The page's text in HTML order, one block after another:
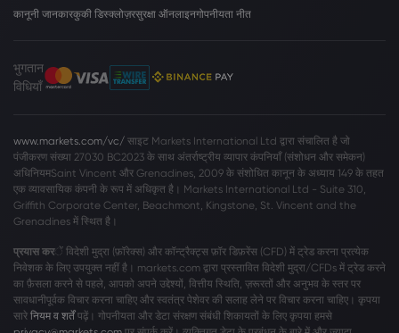
कानूनी जानकारकुकी डिस्क्लोज़रसुरक्षा ऑनलाइनगोपनीयता नीत
भुगतान
विधियाँ
www.markets.com/vc/ साइट Markets International Ltd द्वारा संचालित है जो
पंजीकरण संख्या 27030 BC2023 के साथ अंतर्राष्ट्रीय व्यापार कंपनियाँ (संशोधन और समेकन)
अधिनियमSaint Vincent और Grenadines, 2009 के संशोधित कानून के अध्याय 149 के तहत
एक व्यावसायिक कंपनी के रूप में अधिकृत है। Markets International Ltd - Suite 310,
Griffith Corporate Center, Beachmont, Kingstone, St. Vincent and the
Grenadines में स्थित है।
प्रयास करें विदेशी मुद्रा (फ़ॉरेक्स) और कॉन्ट्रैक्ट्स फ़ॉर डिफ़रेंस (CFD) में ट्रेड करना प्रत्येक
निवेशक के लिए उपयुक्त नहीं है। markets.com द्वारा प्रस्तावित विदेशी मुद्रा/CFDs में ट्रेड करने
का फ़ैसला करने से पहले, आपको अपने उद्देश्यों, वित्तीय स्थिति, ज़रूरतों और अनुभव के स्तर पर
सावधानीपूर्वक विचार करना चाहिए और स्वतंत्र पेशेवर की सलाह लेने पर विचार करना चाहिए। कृपया
सारे नियम व शर्तेंपढ़ें। गोपनीयता और डेटा संरक्षण संबंधी शिकायतों के लिए कृपया हमसे